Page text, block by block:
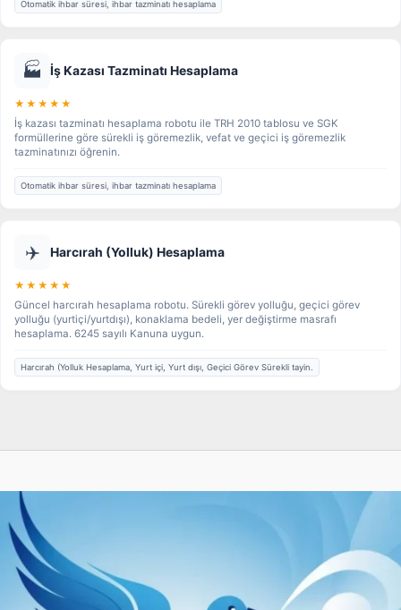
Otomatik ihbar süresi, ihbar tazminatı hesaplama
🏭 İş Kazası Tazminatı Hesaplama
★★★★★
İş kazası tazminatı hesaplama robotu ile TRH 2010 tablosu ve SGK
formüllerine göre sürekli iş göremezlik, vefat ve geçici iş göremezlik
tazminatınızı öğrenin.
Otomatik ihbar süresi, ihbar tazminatı hesaplama
✈️ Harcırah (Yolluk) Hesaplama
★★★★★
Güncel harcırah hesaplama robotu. Sürekli görev yolluğu, geçici görev
yolluğu (yurtiçi/yurtdışı), konaklama bedeli, yer değiştirme masrafı
hesaplama. 6245 sayılı Kanuna uygun.
Harcırah (Yolluk Hesaplama, Yurt içi, Yurt dışı, Geçici Görev Sürekli tayin.